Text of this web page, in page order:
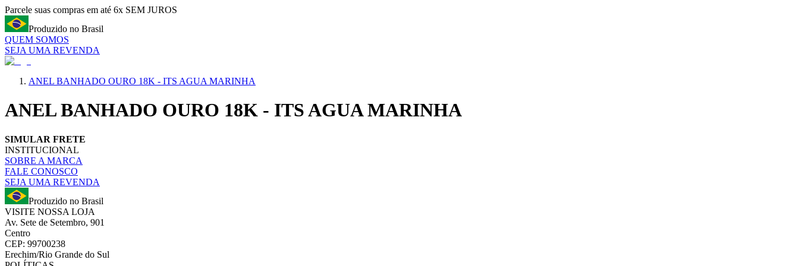
Parcele suas compras em até 6x SEM JUROS
Produzido no Brasil
QUEM SOMOS
SEJA UMA REVENDA
ANEL BANHADO OURO 18K - ITS AGUA MARINHA
ANEL BANHADO OURO 18K - ITS AGUA MARINHA
SIMULAR FRETE
INSTITUCIONAL
SOBRE A MARCA
FALE CONOSCO
SEJA UMA REVENDA
Produzido no Brasil
VISITE NOSSA LOJA
Av. Sete de Setembro, 901
Centro
CEP: 99700238
Erechim/Rio Grande do Sul